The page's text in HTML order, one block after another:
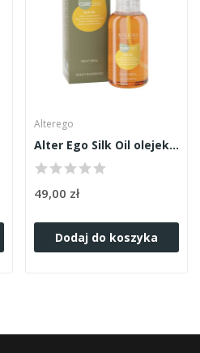
Alterego
Alter Ego Silk Oil olejek 50ml
49,00 zł
Dodaj do koszyka